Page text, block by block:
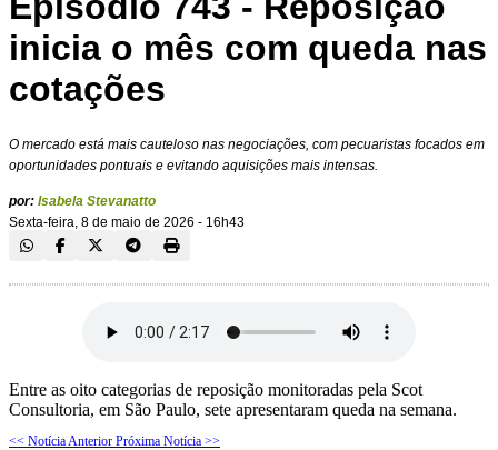
inicia o mês com queda nas
cotações
O mercado está mais cauteloso nas negociações, com pecuaristas focados em
oportunidades pontuais e evitando aquisições mais intensas.
por: Isabela Stevanatto
Sexta-feira, 8 de maio de 2026 - 16h43
Entre as oito categorias de reposição monitoradas pela Scot
Consultoria, em São Paulo, sete apresentaram queda na semana.
<< Notícia Anterior Próxima Notícia >>